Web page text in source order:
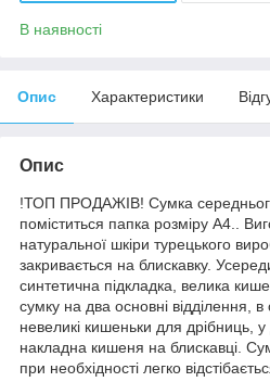
В наявності
Опис Характеристики
Опис
!ТОП ПРОДАЖІВ! Сумка
поміститься папка розміру А4..
натуральної шкіри турецького
закривається на блискавку.
синтетична підкладка, велика
сумку на два основні відділення,
невеликі кишеньки для дрібниць, у
накладна кишеня на блискавці.
при необхідності легко